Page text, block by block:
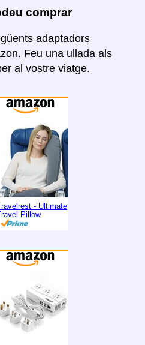
comprar
adaptadors
Feu una ullada als
al vostre viatge.
- Ultimate
Pillow